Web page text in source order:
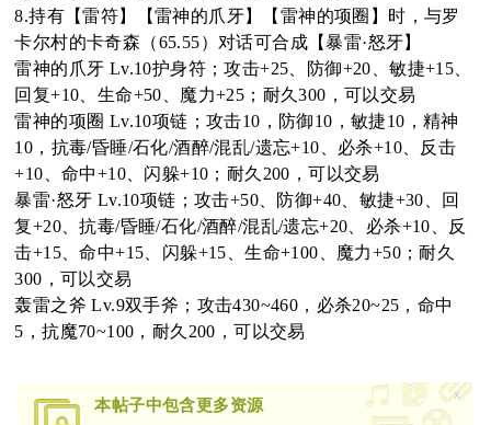
8.持有【雷符】【雷神的爪牙】【雷神的项圈】时，与罗
卡尔村的卡奇森（65.55）对话可合成【暴雷·怒牙】
雷神的爪牙 Lv.10护身符；攻击+25、防御+20、敏捷+15、
回复+10、生命+50、魔力+25；耐久300，可以交易
雷神的项圈 Lv.10项链；攻击10，防御10，敏捷10，精神
10，抗毒/昏睡/石化/酒醉/混乱/遗忘+10、必杀+10、反击
+10、命中+10、闪躲+10；耐久200，可以交易
暴雷·怒牙 Lv.10项链；攻击+50、防御+40、敏捷+30、回
复+20、抗毒/昏睡/石化/酒醉/混乱/遗忘+20、必杀+10、反
击+15、命中+15、闪躲+15、生命+100、魔力+50；耐久
300，可以交易
轰雷之斧 Lv.9双手斧；攻击430~460，必杀20~25，命中
5，抗魔70~100，耐久200，可以交易
本帖子中包含更多资源
x